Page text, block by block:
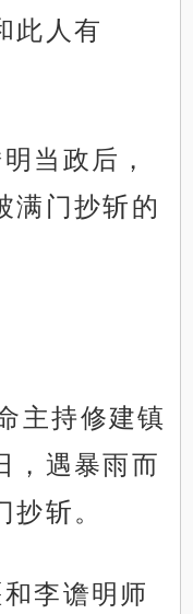
此人有
当政后，
满门抄斩的
主持修建镇
，遇暴雨而
斩。
李谵明师